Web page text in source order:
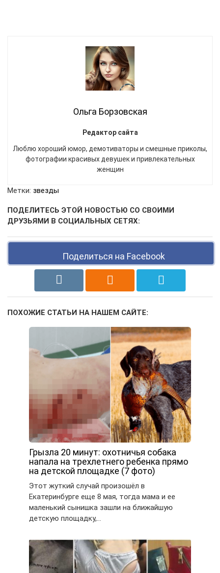
Ольга Борзовская
Редактор сайта
Люблю хороший юмор, демотиваторы и смешные приколы,
фотографии красивых девушек и привлекательных
женщин
Метки: звезды
ПОДЕЛИТЕСЬ ЭТОЙ НОВОСТЬЮ СО СВОИМИ
ДРУЗЬЯМИ В СОЦИАЛЬНЫХ СЕТЯХ:
Поделиться на Facebook
ПОХОЖИЕ СТАТЬИ НА НАШЕМ САЙТЕ:
Грызла 20 минут: охотничья собака
напала на трехлетнего ребенка прямо
на детской площадке (7 фото)
Этот жуткий случай произошёл в
Екатеринбурге еще 8 мая, тогда мама и ее
маленький сынишка зашли на ближайшую
детскую площадку,…